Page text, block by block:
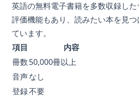
英語の無料電子書籍を多数収録し
評価機能もあり、読みたい本を見
ています。
項目
内容
冊数50,000冊以上
音声なし
登録不要